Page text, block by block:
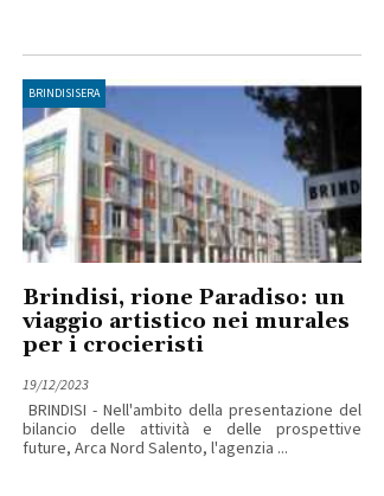
BRINDISISERA
Brindisi, rione Paradiso: un
viaggio artistico nei murales
per i crocieristi
19/12/2023
BRINDISI - Nell'ambito della presentazione del
bilancio delle attività e delle prospettive
future, Arca Nord Salento, l'agenzia ...